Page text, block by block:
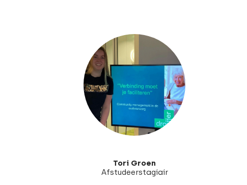
Tori Groen
Afstudeerstagiair